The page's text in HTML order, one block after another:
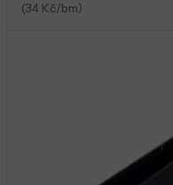
(34 Kč/bm)